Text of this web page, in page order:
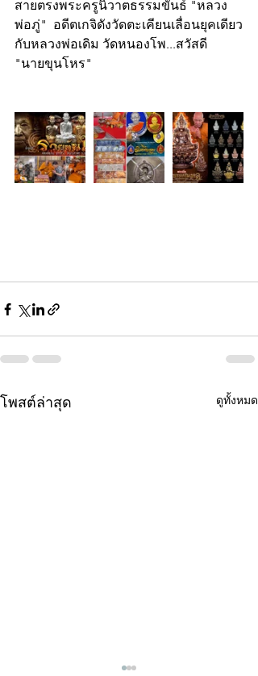
สายตรงพระครูนิวาตธรรมขันธ์ "หลวง
พ่อภู่"  อดีตเกจิดังวัดตะเคียนเลื่อนยุคเดียว
กับหลวงพ่อเดิม วัดหนองโพ...สวัสดี
"นายขุนโหร"
โพสต์ล่าสุด ดูทั้งหมด